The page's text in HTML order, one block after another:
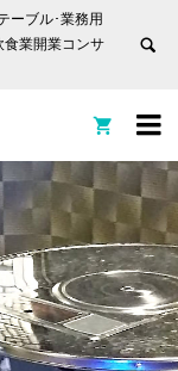
ーブル･業務用
食業開業コンサ

